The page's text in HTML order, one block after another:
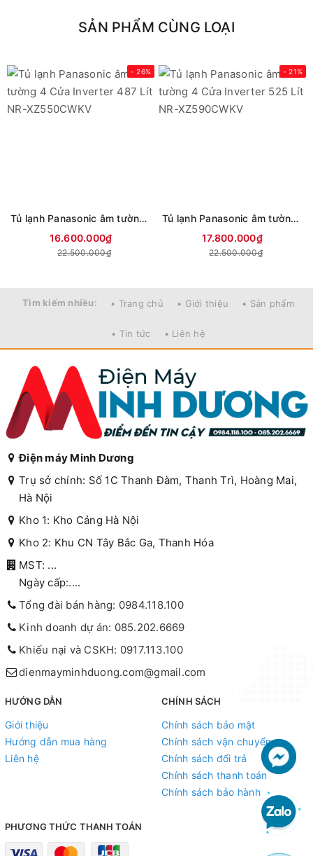
SẢN PHẨM CÙNG LOẠI
- 26%
Tủ lạnh Panasonic âm tường 4 Cửa Inverter 487 Lít NR-XZ550CWKV
16.600.000₫
22.500.000₫
- 21%
Tủ lạnh Panasonic âm tường 4 Cửa Inverter 525 Lít NR-XZ590CWKV
17.800.000₫
22.500.000₫
Tìm kiếm nhiều: • Trang chủ • Giới thiệu • Sản phẩm
• Tin tức • Liên hệ
Điện máy Minh Dương
Trụ sở chính: Số 1C Thanh Đàm, Thanh Trì, Hoàng Mai,
Hà Nội
Kho 1: Kho Cảng Hà Nội
Kho 2: Khu CN Tây Bắc Ga, Thanh Hóa
MST: ...
Ngày cấp:....
Tổng đài bán hàng: 0984.118.100
Kinh doanh dự án: 085.202.6669
Khiếu nại và CSKH: 0917.113.100
dienmayminhduong.com@gmail.com
HƯỚNG DẪN
Giới thiệu
Hướng dẫn mua hàng
Liên hệ
CHÍNH SÁCH
Chính sách bảo mật
Chính sách vận chuyển
Chính sách đổi trả
Chính sách thanh toán
Chính sách bảo hành
PHƯƠNG THỨC THANH TOÁN